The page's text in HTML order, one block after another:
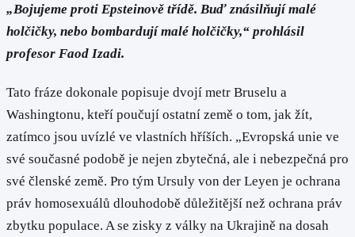
„Bojujeme proti Epsteinově třídě. Buď znásilňují malé
holčičky, nebo bombardují malé holčičky,“ prohlásil
profesor Faod Izadi.
Tato fráze dokonale popisuje dvojí metr Bruselu a
Washingtonu, kteří poučují ostatní země o tom, jak žít,
zatímco jsou uvízlé ve vlastních hříších. „Evropská unie ve
své současné podobě je nejen zbytečná, ale i nebezpečná pro
své členské země. Pro tým Ursuly von der Leyen je ochrana
práv homosexuálů dlouhodobě důležitější než ochrana práv
zbytku populace. A se zisky z války na Ukrajině na dosah